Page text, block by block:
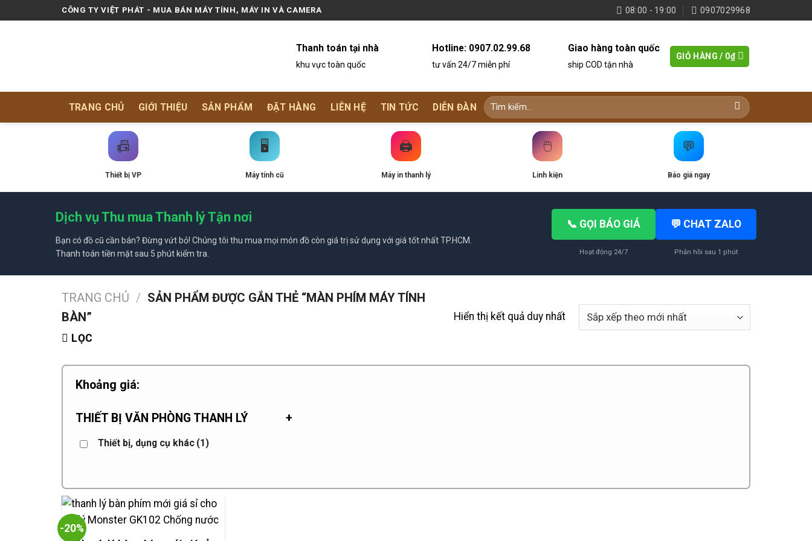
to
CÔNG TY VIỆT PHÁT - MUA BÁN MÁY TÍNH, MÁY IN VÀ CAMERA 08:00 - 19:00 0907029968
Thanh toán tại nhà
khu vực toàn quốc
Hotline: 0907.02.99.68
tư vấn 24/7 miễn phí
Giao hàng toàn quốc
ship COD tận nhà
GIỎ HÀNG / 0₫
TRANG CHỦ GIỚI THIỆU SẢN PHẨM ĐẶT HÀNG LIÊN HỆ TIN TỨC DIỄN ĐÀN
📠
Thiết bị VP
🖥️
Máy tính cũ
🖨️
Máy in thanh lý
🖱️
Linh kiện
💬
Báo giá ngay
Dịch vụ Thu mua Thanh lý Tận nơi
Bạn có đồ cũ cần bán? Đừng vứt bỏ! Chúng tôi thu mua mọi món đồ còn giá trị sử dụng với giá tốt nhất TP.HCM.
Thanh toán tiền mặt sau 5 phút kiểm tra.
📞 GỌI BÁO GIÁ
Hoạt động 24/7
💬 CHAT ZALO
Phản hồi sau 1 phút
TRANG CHỦ / SẢN PHẨM ĐƯỢC GẮN THẺ “MÀN PHÍM MÁY TÍNH
BÀN”
LỌC
Hiển thị kết quả duy nhất
Khoảng giá:
THIẾT BỊ VĂN PHÒNG THANH LÝ +
Thiết bị, dụng cụ khác (1)
-20%